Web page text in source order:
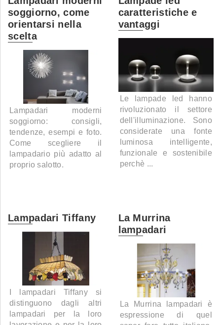
soggiorno, come
orientarsi nella
scelta
Lampadari moderni
soggiorno: consigli,
tendenze, esempi e foto.
Come scegliere il
lampadario più adatto al
proprio salotto.
caratteristiche e
vantaggi
Le lampade led hanno
rivoluzionato il settore
dell'illuminazione. Sono
considerate una fonte
luminosa intelligente,
funzionale e sostenibile
perchè ...
Lampadari Tiffany
I lampadari Tiffany si
distinguono dagli altri
lampadari per la loro
La Murrina
lampadari
La Murrina lampadari è
espressione di quel